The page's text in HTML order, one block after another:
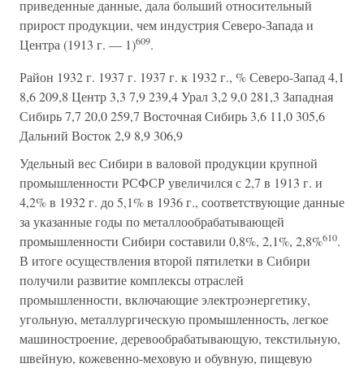
приведенные данные, дала больший относительный
прирост продукции, чем индустрия Северо-Запада и
Центра (1913 г. — 1)609.
Район 1932 г. 1937 г. 1937 г. к 1932 г., % Северо-Запад 4,1
8,6 209,8 Центр 3,3 7,9 239,4 Урал 3,2 9,0 281,3 Западная
Сибирь 7,7 20,0 259,7 Восточная Сибирь 3,6 11,0 305,6
Дальний Восток 2,9 8,9 306,9
Удельный вес Сибири в валовой продукции крупной
промышленности РСФСР увеличился с 2,7 в 1913 г. и
4,2% в 1932 г. до 5,1% в 1936 г., соответствующие данные
за указанные годы по металлообрабатывающей
промышленности Сибири составили 0,8%, 2,1%, 2,8%610.
В итоге осуществления второй пятилетки в Сибири
получили развитие комплексы отраслей
промышленности, включающие электроэнергетику,
угольную, металлургическую промышленность, легкое
машиностроение, деревообрабатывающую, текстильную,
швейную, кожевенно-меховую и обувную, пищевую